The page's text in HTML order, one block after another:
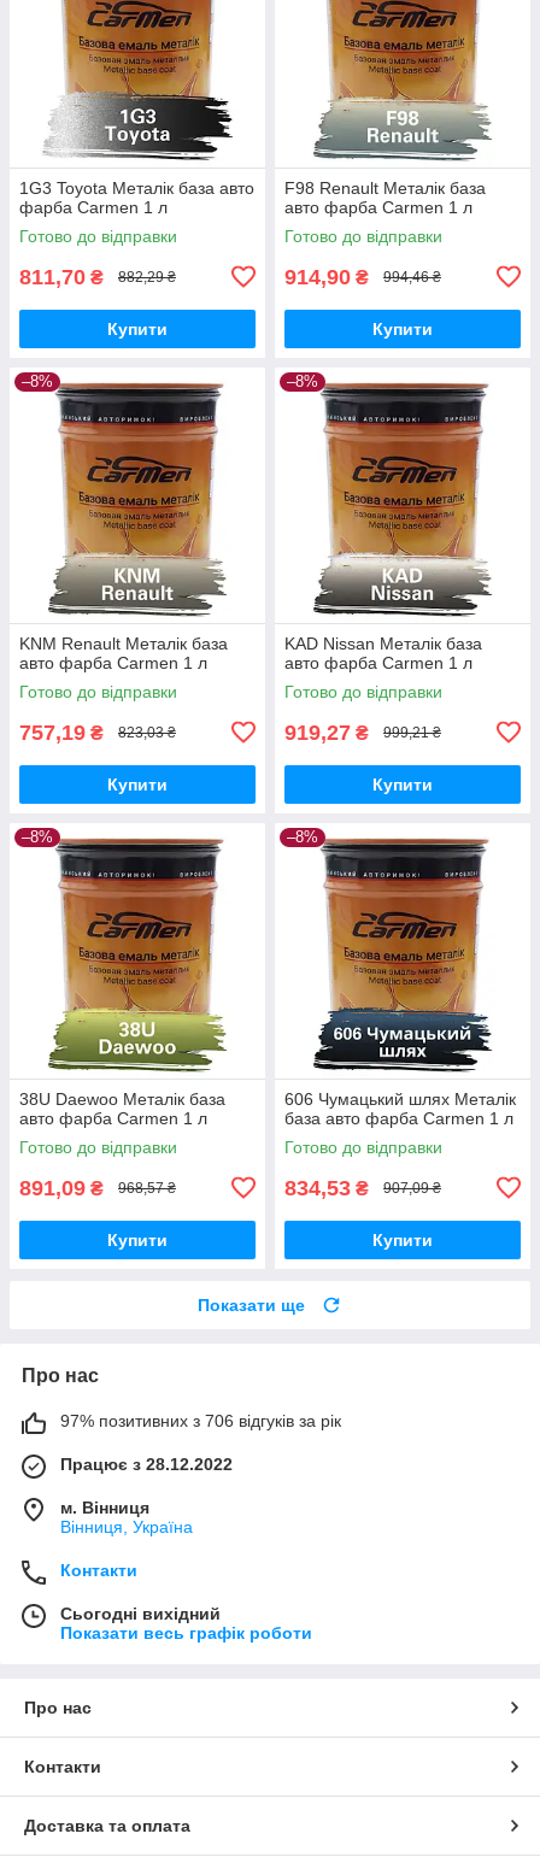
1G3 Toyota Металік база авто
фарба Carmen 1 л
Готово до відправки
811,70 ₴ 882,29 ₴
Купити
F98 Renault Металік база
авто фарба Carmen 1 л
Готово до відправки
914,90 ₴ 994,46 ₴
Купити
–8%
KNM Renault Металік база
авто фарба Carmen 1 л
Готово до відправки
757,19 ₴ 823,03 ₴
Купити
–8%
KAD Nissan Металік база
авто фарба Carmen 1 л
Готово до відправки
919,27 ₴ 999,21 ₴
Купити
–8%
38U Daewoo Металік база
авто фарба Carmen 1 л
Готово до відправки
891,09 ₴ 968,57 ₴
Купити
–8%
606 Чумацький шлях Металік
база авто фарба Carmen 1 л
Готово до відправки
834,53 ₴ 907,09 ₴
Купити
Показати ще
Про нас
97% позитивних з 706 відгуків за рік
Працює з 28.12.2022
м. Вінниця
Вінниця, Україна
Контакти
Сьогодні вихідний
Показати весь графік роботи
Про нас
Контакти
Доставка та оплата